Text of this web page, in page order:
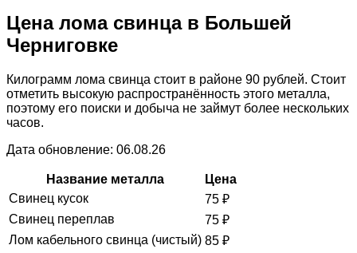
Цена лома свинца в Большей
Черниговке
Килограмм лома свинца стоит в районе 90 рублей. Стоит
отметить высокую распространённость этого металла,
поэтому его поиски и добыча не займут более нескольких
часов.
Дата обновление: 06.08.26
Название металла
Цена
Свинец кусок
75 ₽
Свинец переплав
75 ₽
Лом кабельного свинца (чистый) 85 ₽